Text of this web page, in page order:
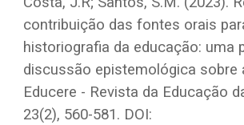
contribuição das fontes orais
historiografia da educação: uma
discussão epistemológica sobre
Educere - Revista da Educação
23(2), 560-581. DOI: